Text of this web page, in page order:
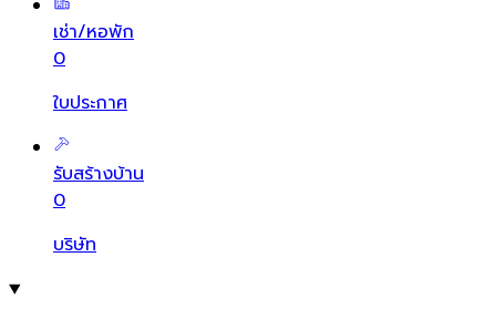
เช่า/หอพัก
0
ใบประกาศ
รับสร้างบ้าน
0
บริษัท